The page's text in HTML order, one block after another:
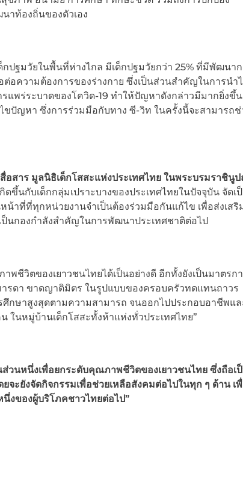
าท้องถิ่นของตัวเอง
ปฐมวัยในพื้นที่ห่างไกล มีเด็กปฐมวัยกว่า 25% ที่มีพัฒนา
อความต้องการของร่างกาย ซึ่งเป็นส่วนสำคัญในการนำ
พร่ระบาดของโควิด-19 ทำให้ปัญหาดังกล่าวมีมากยิ่งขึ้น
ปัญหา ซึ่งการร่วมมือกับทาง ซี-วิท ในครั้งนี้จะสามารถช่
สาร มูลนิธิเด็กโสสะแห่งประเทศไทย ในพระบรมราชินู
นกับเด็กกลุ่มเปราะบางของประเทศไทยในปัจจุบัน จัดเ
าที่ที่ทุกหน่วยงานจำเป็นต้องร่วมมือกันแก้ไข เพื่อส่งเสริ
นกองกำลังสำคัญในการพัฒนาประเทศชาติต่อไป
ชีวิตของเยาวชนไทยได้เป็นอย่างดี อีกทั้งยังเป็นมาตรก
รดา ขาดญาติมิตร ในรูปแบบของครอบครัวทดแทนถาวร
ศึกษาสูงสุดตามความสามารถ จนออกไปประกอบอาชีพแล
ในหมู่บ้านเด็กโสสะทั้งห้าแห่งทั่วประเทศไทย”
วนหนึ่งเพื่อยกระดับคุณภาพชีวิตของเยาวชนไทย ซึ่งถือเ
ะยังจัดกิจกรรมเพื่อช่วยเหลือสังคมต่อไปในทุก ๆ ด้าน เ
งของผู้บริโภคชาวไทยต่อไป”